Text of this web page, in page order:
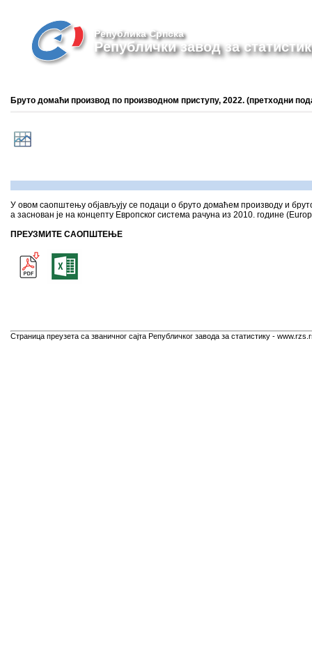
Република Српска
Републички завод за
Бруто домаћи производ по производном приступу, 2022. (претходни
У овом саопштењу објављују се подаци о бруто домаћем производу и
а заснован је на концепту Европског система рачуна из 2010. године
ПРЕУЗМИТЕ САОПШТЕЊЕ
Страница преузета са званичног сајта Републичког завода за статистику -